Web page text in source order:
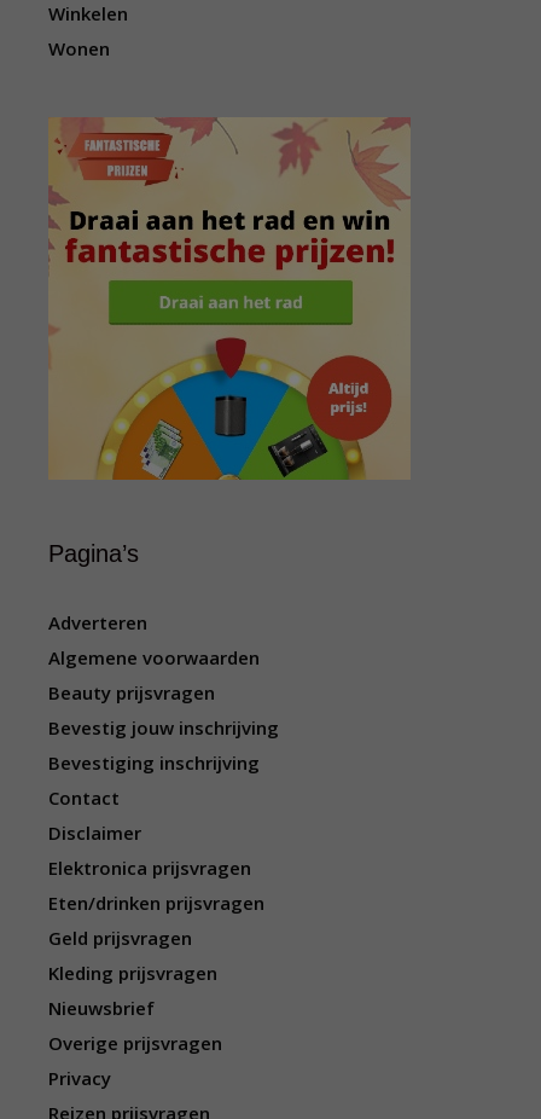
Winkelen
Wonen
Pagina’s
Adverteren
Algemene voorwaarden
Beauty prijsvragen
Bevestig jouw inschrijving
Bevestiging inschrijving
Contact
Disclaimer
Elektronica prijsvragen
Eten/drinken prijsvragen
Geld prijsvragen
Kleding prijsvragen
Nieuwsbrief
Overige prijsvragen
Privacy
Reizen prijsvragen